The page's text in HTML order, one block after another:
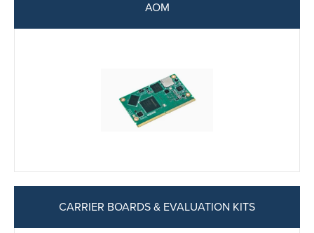
AOM
CARRIER BOARDS & EVALUATION KITS